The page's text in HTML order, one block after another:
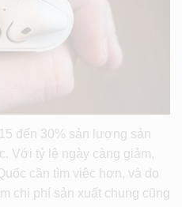
đến 30% sản lượng sản
Với tỷ lệ ngày càng giảm,
cần tìm việc hơn, và do
chi phí sản xuất chung cũng